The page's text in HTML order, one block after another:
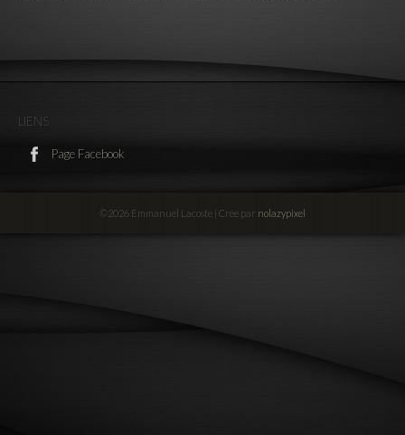
LIENS
Page Facebook
©2026 Emmanuel Lacoste | Crée par nolazypixel